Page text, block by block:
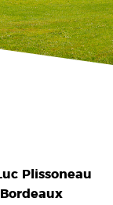
Plissoneau